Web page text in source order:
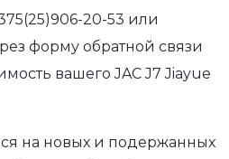
20-53 или
форму обратной связи
вашего JAC J7 Jiayue
на новых и подержанных